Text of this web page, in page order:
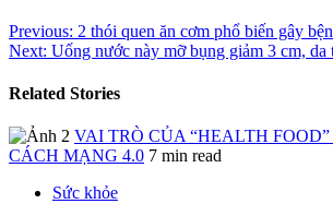
Previous: 2 thói quen ăn cơm phổ biến gây
Next: Uống nước này mỡ bụng giảm 3 cm, da
Related Stories
VAI TRÒ CỦA “HEALTH
CÁCH MẠNG 4.0 7 min read
Sức khỏe